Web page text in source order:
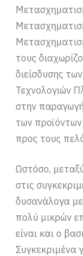
τους
διείσδυσης
Τεχνολογιών
στην
των
προς τους
Ωστόσο,
στις
δυσανάλογα
πολύ μικρών
είναι και ο
Συγκεκριμένα